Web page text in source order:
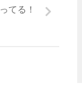
てる！